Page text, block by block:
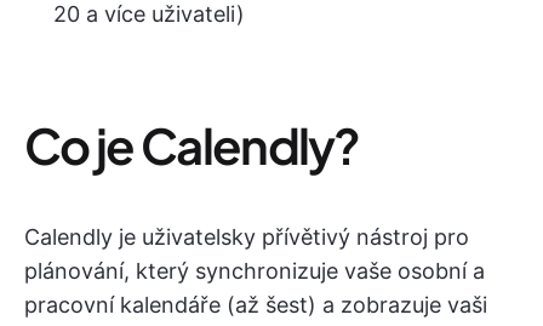
20 a více uživateli)
Co je Calendly?
Calendly je uživatelsky přívětivý nástroj pro
plánování, který synchronizuje vaše osobní a
pracovní kalendáře (až šest) a zobrazuje vaši